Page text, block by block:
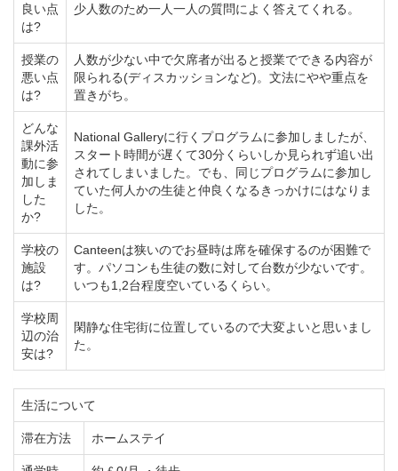
良い点
は?
少人数のため一人一人の質問によく答えてくれる。
授業の
悪い点
は?
人数が少ない中で欠席者が出ると授業でできる内容が
限られる(ディスカッションなど)。文法にやや重点を
置きがち。
どんな
課外活
動に参
加しま
した
か?
National Galleryに行くプログラムに参加しましたが、
スタート時間が遅くて30分くらいしか見られず追い出
されてしまいました。でも、同じプログラムに参加し
ていた何人かの生徒と仲良くなるきっかけにはなりま
した。
学校の
施設
は?
Canteenは狭いのでお昼時は席を確保するのが困難で
す。パソコンも生徒の数に対して台数が少ないです。
いつも1,2台程度空いているくらい。
学校周
辺の治
安は?
閑静な住宅街に位置しているので大変よいと思いまし
た。
生活について
滞在方法 ホームステイ